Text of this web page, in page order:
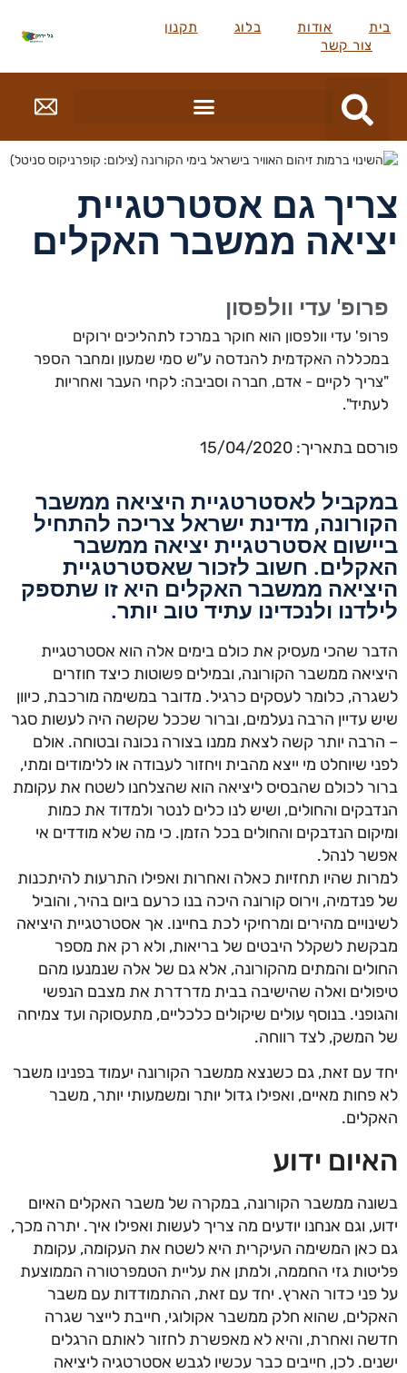
בית אודות בלוג
תקנון
צור קשר
צריך גם אסטרטגיית
יציאה ממשבר האקלים
פרופ' עדי וולפסון
פרופ' עדי וולפסון הוא חוקר במרכז לתהליכים ירוקים
במכללה האקדמית להנדסה ע"ש סמי שמעון ומחבר הספר
"צריך לקיים - אדם, חברה וסביבה: לקחי העבר ואחריות
לעתיד".
פורסם בתאריך: 15/04/2020
במקביל לאסטרטגיית היציאה ממשבר
הקורונה, מדינת ישראל צריכה להתחיל
ביישום אסטרטגיית יציאה ממשבר
האקלים. חשוב לזכור שאסטרטגיית
היציאה ממשבר האקלים היא זו שתספק
לילדנו ולנכדינו עתיד טוב יותר.
הדבר שהכי מעסיק את כולם בימים אלה הוא אסטרטגיית
היציאה ממשבר הקורונה, ובמילים פשוטות כיצד חוזרים
לשגרה, כלומר לעסקים כרגיל. מדובר במשימה מורכבת, כיוון
שיש עדיין הרבה נעלמים, וברור שככל שקשה היה לעשות סגר
– הרבה יותר קשה לצאת ממנו בצורה נכונה ובטוחה. אולם
לפני שיוחלט מי ייצא מהבית ויחזור לעבודה או ללימודים ומתי,
ברור לכולם שהבסיס ליציאה הוא שהצלחנו לשטח את עקומת
הנדבקים והחולים, ושיש לנו כלים לנטר ולמדוד את כמות
ומיקום הנדבקים והחולים בכל הזמן. כי מה שלא מודדים אי
אפשר לנהל.
למרות שהיו תחזיות כאלה ואחרות ואפילו התרעות להיתכנות
של פנדמיה, וירוס קורונה היכה בנו כרעם ביום בהיר, והוביל
לשינויים מהירים ומרחיקי לכת בחיינו. אך אסטרטגיית היציאה
מבקשת לשקלל היבטים של בריאות, ולא רק את מספר
החולים והמתים מהקורונה, אלא גם של אלה שנמנעו מהם
טיפולים ואלה שהישיבה בבית מדרדרת את מצבם הנפשי
והגופני. בנוסף עולים שיקולים כלכליים, מתעסוקה ועד צמיחה
של המשק, לצד רווחה.
יחד עם זאת, גם כשנצא ממשבר הקורונה יעמוד בפנינו משבר
לא פחות מאיים, ואפילו גדול יותר ומשמעותי יותר, משבר
האקלים.
האיום ידוע
בשונה ממשבר הקורונה, במקרה של משבר האקלים האיום
ידוע, וגם אנחנו יודעים מה צריך לעשות ואפילו איך. יתרה מכך,
גם כאן המשימה העיקרית היא לשטח את העקומה, עקומת
פליטות גזי החממה, ולמתן את עליית הטמפרטורה הממוצעת
על פני כדור הארץ. יחד עם זאת, ההתמודדות עם משבר
האקלים, שהוא חלק ממשבר אקולוגי, חייבת לייצר שגרה
חדשה ואחרת, והיא לא מאפשרת לחזור לאותם הרגלים
ישנים. לכן, חייבים כבר עכשיו לגבש אסטרטגיה ליציאה